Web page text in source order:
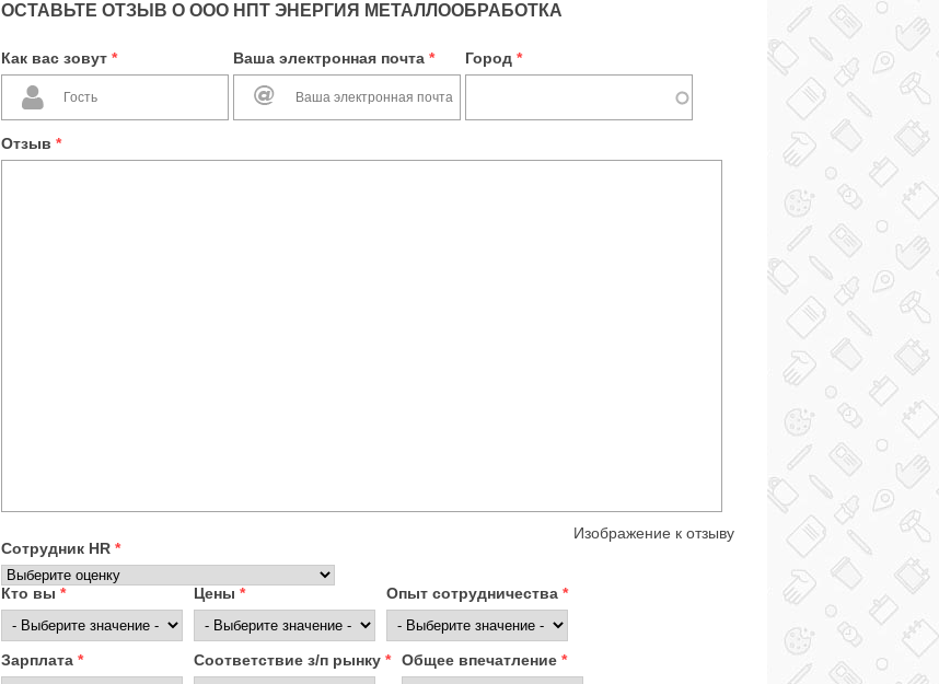
ОСТАВЬТЕ ОТЗЫВ О ООО НПТ ЭНЕРГИЯ МЕТАЛЛООБРАБОТКА
Как вас зовут * Ваша электронная почта * Город *
Отзыв *
Изображение к отзыву
Сотрудник HR *
Кто вы * Цены * Опыт сотрудничества *
Зарплата * Соответствие з/п рынку * Общее впечатление *